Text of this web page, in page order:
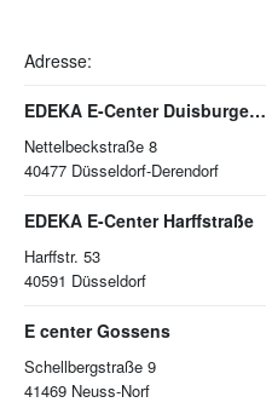
Adresse:
EDEKA E-Center Duisburger Straße
Nettelbeckstraße 8
40477 Düsseldorf-Derendorf
EDEKA E-Center Harffstraße
Harffstr. 53
40591 Düsseldorf
E center Gossens
Schellbergstraße 9
41469 Neuss-Norf